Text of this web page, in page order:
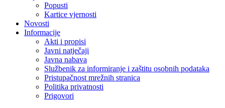
Popusti
Kartice vjernosti
Novosti
Informacije
Akti i propisi
Javni natječaji
Javna nabava
Službenik za informiranje i zaštitu osobnih podataka
Pristupačnost mrežnih stranica
Politika privatnosti
Prigovori